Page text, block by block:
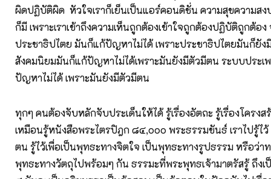
ผิดปฏิบัติผิด หัวใจเราก็เย็นเป็นแอร์คอนดิชั่น ความสุขความส
ก็มี เพราะเราเข้าถึงความเห็นถูกต้องเข้าใจถูกต้องปฏิบัติถูกต้อง
ประชาธิปไตย มันก็แก้ปัญหาไม่ได้ เพราะประชาธิปไตยมันก็ยั
สังคมนิยมมันก็แก้ปัญหาไม่ได้เพราะมันยังมีตัวมีตน ระบบประ
ปัญหาไม่ได้ เพราะมันยังมีตัวมีตน
ทุกๆ คนต้องจับหลักจับประเด็นให้ได้ รู้เรื่องอัตถะ รู้เรื่องโครงส
เหมือนรู้หนังสือพระไตรปิฎก ๘๔,๐๐๐ พระธรรมขันธ์ เราไปรู้ไว้
ตน รู้ไว้เพื่อเป็นพุทธะทางจิตใจ เป็นพุทธะทางรูปธรรม หรือว่า
พุทธะทางวัตถุไปพร้อมๆ กัน ธรรมะที่พระพุทธเจ้ามาตรัสรู้ ถึง